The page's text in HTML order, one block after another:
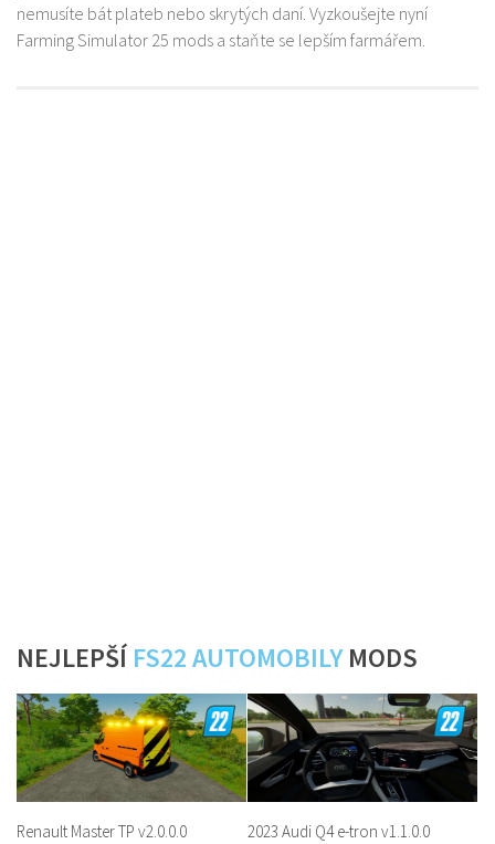
nemusíte bát plateb nebo skrytých daní. Vyzkoušejte nyní
Farming Simulator 25 mods a staňte se lepším farmářem.
NEJLEPŠÍ FS22 AUTOMOBILYMODS
Renault Master TP v2.0.0.0 2023 Audi Q4 e-tron v1.1.0.0